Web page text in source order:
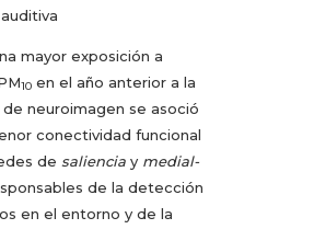
mayor exposición a
10 en el año anterior a la
de neuroimagen se asoció
conectividad funcional
de saliencia y medial-
de la detección
en el entorno y de la